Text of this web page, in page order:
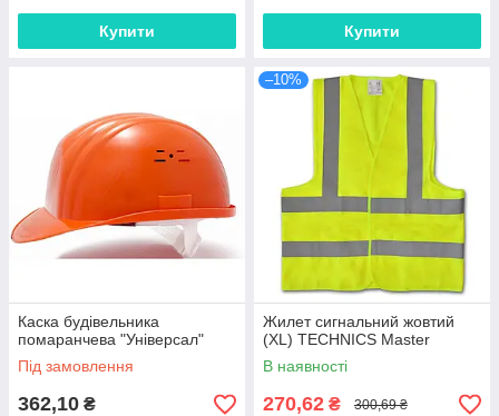
Купити Купити
Каска будівельника
помаранчева "Універсал"
Під замовлення
362,10 ₴
–10%
Жилет сигнальний жовтий
(XL) TECHNICS Master
В наявності
270,62 ₴ 300,69 ₴